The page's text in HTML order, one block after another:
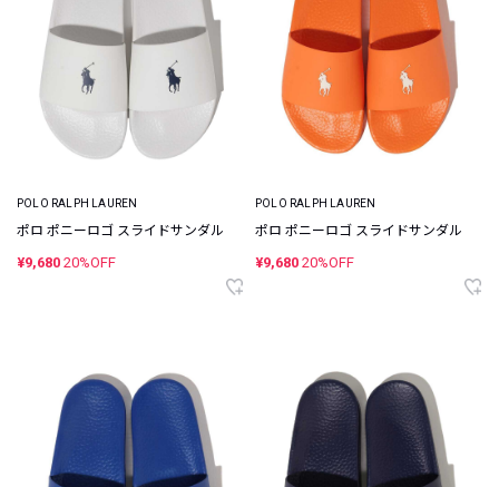
POLO RALPH LAUREN
ポロ ポニーロゴ スライドサンダル
¥9,680 20%OFF
POLO RALPH LAUREN
ポロ ポニーロゴ スライドサンダル
¥9,680 20%OFF